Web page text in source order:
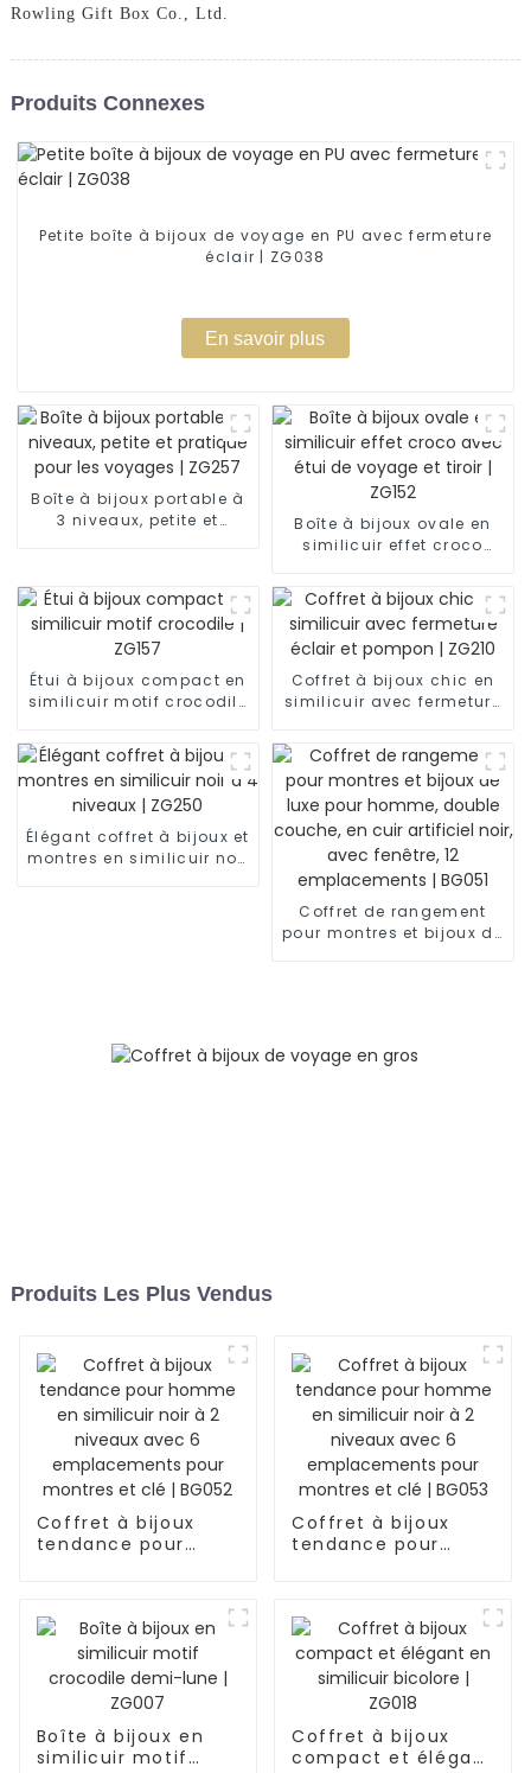
Rowling Gift Box Co., Ltd.
Produits Connexes
Petite boîte à bijoux de voyage en PU avec fermeture
éclair | ZG038
En savoir plus
Boîte à bijoux portable à
3 niveaux, petite et
Boîte à bijoux ovale en
similicuir effet croco
tiroir | ZG152
Étui à bijoux compact en
similicuir motif crocodile
Coffret à bijoux chic en
similicuir avec fermeture
Élégant coffret à bijoux et
montres en similicuir noir
Coffret de rangement
pour montres et bijoux de
Produits Les Plus Vendus
Coffret à bijoux
tendance pour
emplacements
pour montres et clé
| BG052
Coffret à bijoux
tendance pour
emplacements
pour montres et clé
| BG053
Boîte à bijoux en
similicuir motif
Coffret à bijoux
compact et élégant